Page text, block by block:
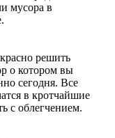
мусора в
решить
о котором вы
сегодня. Все
в кротчайшие
с облегчением.